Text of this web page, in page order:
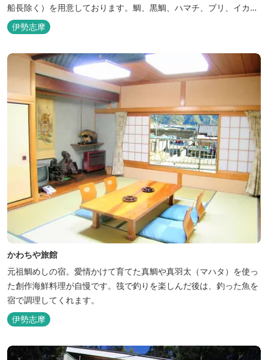
船長除く）を用意しております。鯛、黒鯛、ハマチ、ブリ、イカ
等、お客様のご要望に合わせた漁場にご案内いたします。当店か
ら、徒歩2分です。
伊勢志摩
かわちや旅館
元祖鯛めしの宿。愛情かけて育てた真鯛や真羽太（マハタ）を使っ
た創作海鮮料理が自慢です。筏で釣りを楽しんだ後は、釣った魚を
宿で調理してくれます。
伊勢志摩